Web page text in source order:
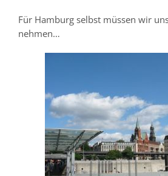
Für Hamburg selbst müssen wir
nehmen…